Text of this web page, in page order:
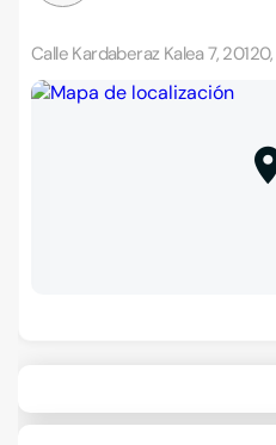
Calle Kardaberaz Kalea 7,